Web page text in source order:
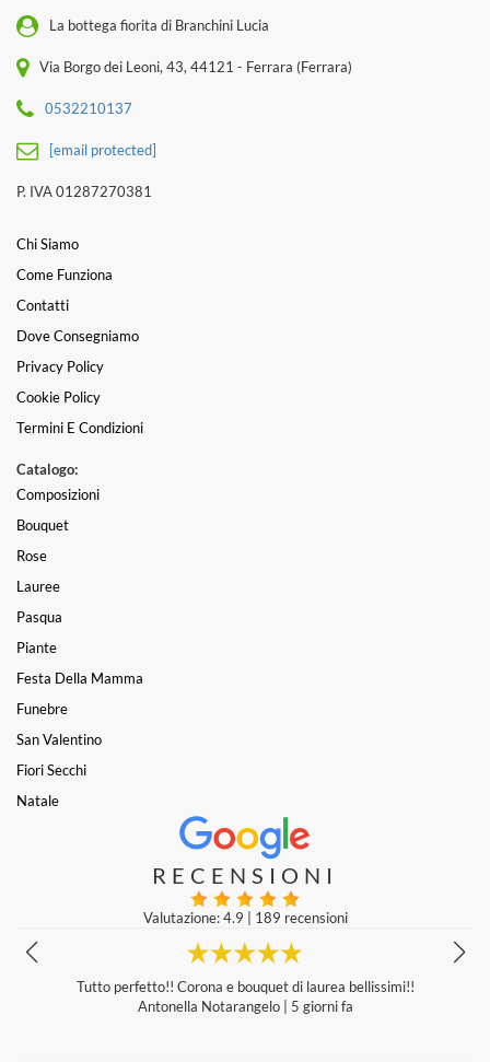
La bottega fiorita di Branchini Lucia
Via Borgo dei Leoni, 43, 44121 - Ferrara (Ferrara)
0532210137
[email protected]
P. IVA 01287270381
Chi Siamo
Come Funziona
Contatti
Dove Consegniamo
Privacy Policy
Cookie Policy
Termini E Condizioni
Catalogo:
Composizioni
Bouquet
Rose
Lauree
Pasqua
Piante
Festa Della Mamma
Funebre
San Valentino
Fiori Secchi
Natale
RECENSIONI
Valutazione: 4.9 189 recensioni
Tutto perfetto!! Corona e bouquet di laurea bellissimi!!
Antonella Notarangelo| 5 giorni fa